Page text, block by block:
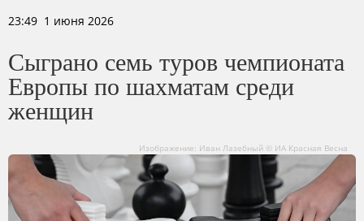
23:49 1 июня 2026
Сыграно семь туров чемпионата
Европы по шахматам среди
женщин
Изображение: Иван Лазебный © ИА Красная Весна